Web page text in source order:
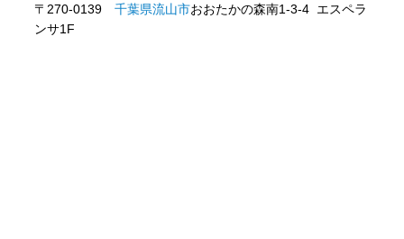
〒270-0139 千葉県流山市おおたかの森南1-3-4 エスペラ
ンサ1F